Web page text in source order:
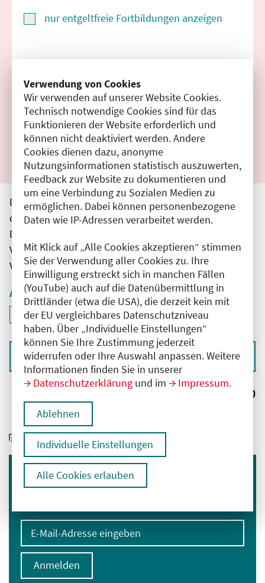
Verwendung von Cookies
Wir verwenden auf unserer Website Cookies.
Technisch notwendige Cookies sind für das
Funktionieren der Website erforderlich und
können nicht deaktiviert werden. Andere
Cookies dienen dazu, anonyme
Nutzungsinformationen statistisch auszuwerten,
Feedback zur Website zu dokumentieren und
um eine Verbindung zu Sozialen Medien zu
ermöglichen. Dabei können personenbezogene
Daten wie IP-Adressen verarbeitet werden.
Mit Klick auf „Alle Cookies akzeptieren“ stimmen
Sie der Verwendung aller Cookies zu. Ihre
Einwilligung erstreckt sich in manchen Fällen
(YouTube) auch auf die Datenübermittlung in
Drittländer (etwa die USA), die derzeit kein mit
der EU vergleichbares Datenschutzniveau
haben. Über „Individuelle Einstellungen“
können Sie Ihre Zustimmung jederzeit
widerrufen oder Ihre Auswahl anpassen. Weitere
Informationen finden Sie in unserer
Datenschutzerklärung und im Impressum.
Ablehnen
Individuelle Einstellungen
Alle Cookies erlauben
nur entgeltfreie Fortbildungen anzeigen
Filter zurücksetzen
Ergebnisse drucken
Die hier aufgeführten Veranstaltungen entsprechen
den unmittelbar vom Veranstalter getätigten Angaben.
Die Ärztekammer Berlin übernimmt keine
Verantwortung für den Inhalt, die Haftung obliegt dem
Veranstalter.
Aktive Filter
Filter
ID: ANT-2601166
deaktivieren und Suchergebnisse neu laden
Sortieren nach
Ergebnisse: 0
Immer informiert bleiben
E-Mail-Adresse eingeben
Anmelden